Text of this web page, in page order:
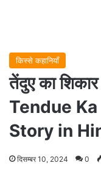
किस्से कहानियाँ
तेंदुए का
Tendue
Story in
दिसम्बर 10, 2024 0